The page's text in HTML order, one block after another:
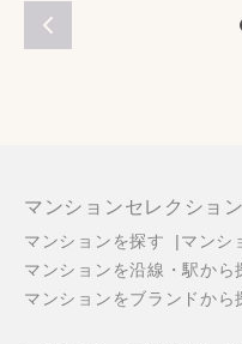
マンションセレクショ
マンションを探す
マンシ
マンションを沿線・駅から
マンションをブランドから